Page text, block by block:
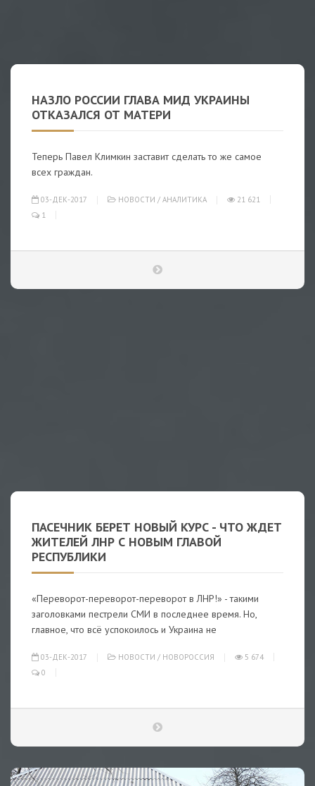
НАЗЛО РОССИИ ГЛАВА МИД УКРАИНЫ
ОТКАЗАЛСЯ ОТ МАТЕРИ
Теперь Павел Климкин заставит сделать то же самое
всех граждан.
03-ДЕК-2017 НОВОСТИ / АНАЛИТИКА
21 621
1
ПАСЕЧНИК БЕРЕТ НОВЫЙ КУРС - ЧТО ЖДЕТ
ЖИТЕЛЕЙ ЛНР С НОВЫМ ГЛАВОЙ
РЕСПУБЛИКИ
«Переворот-переворот-переворот в ЛНР!» - такими
заголовками пестрели СМИ в последнее время. Но,
главное, что всё успокоилось и Украина не
03-ДЕК-2017 НОВОСТИ / НОВОРОССИЯ
5 674
0